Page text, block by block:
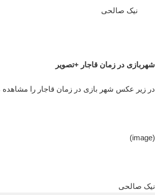
نیک صالحی
شهربازی در زمان قاجار +تصویر
در زیر عکس شهر بازی در زمان قاجار را مشاهده
(image)
نیک صالحی